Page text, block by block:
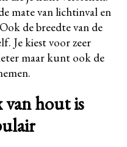
mate van lichtinval en
de breedte van de
Je kiest voor zeer
maar kunt ook de
van hout is